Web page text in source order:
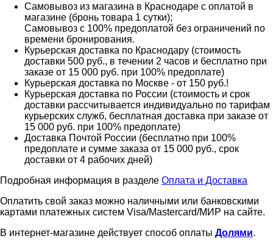
Самовывоз из магазина в Краснодаре с оплатой в
магазине (бронь товара 1 сутки);
Самовывоз с 100% предоплатой без ограничений по
времени бронирования.
Курьерская доставка по Краснодару (стоимость
доставки 500 руб., в течении 2 часов и бесплатно при
заказе от 15 000 руб. при 100% предоплате)
Курьерская доставка по Москве - от 150 руб.!
Курьерская доставка по России (стоимость и срок
доставки рассчитывается индивидуально по тарифам
курьерских служб, бесплатная доставка при заказе от
15 000 руб. при 100% предоплате)
Доставка Почтой России (бесплатно при 100%
предоплате и сумме заказа от 15 000 руб., срок
доставки от 4 рабочих дней)
Подробная информация в разделе Оплата и Доставка
Оплатить свой заказ можно наличными или банковскими
картами платежных систем Visa/Mastercard/МИР на сайте.
В интернет-магазине действует способ оплаты Долями.